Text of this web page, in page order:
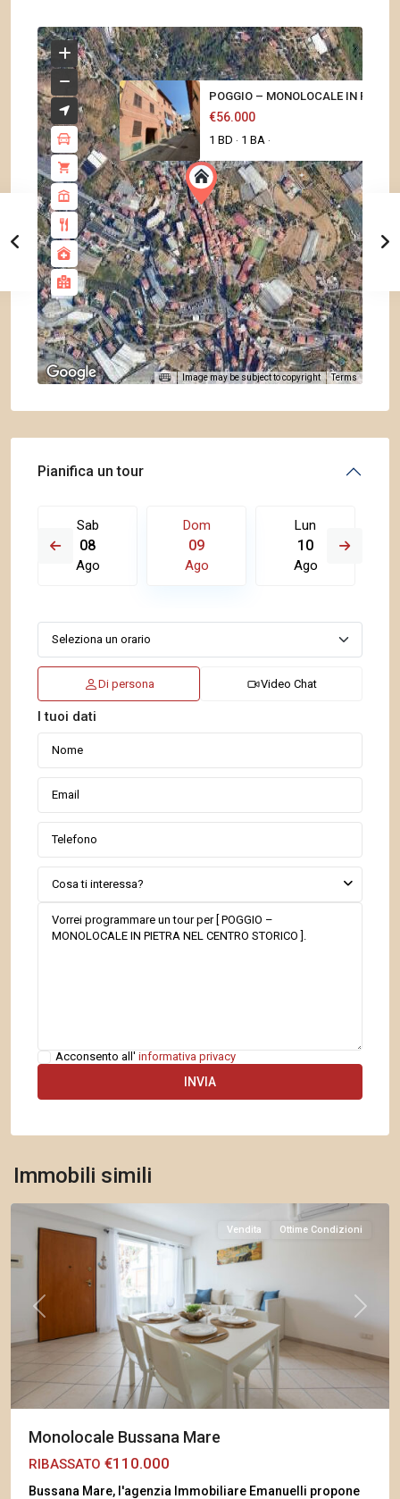
POGGIO – MONOLOCALE IN
€56.000
1 BD · 1 BA ·
Image may be subject to copyright Terms
Pianifica un tour
Sab
08
Ago
Dom
09
Ago
Lun
10
Ago
Di persona Video Chat
I tuoi dati
Cosa ti interessa?
Acconsento all' informativa privacy
Immobili simili
Bussana
,
Sanremo
Previous Next
Vendita Ottime Condizioni
Monolocale Bussana Mare
RIBASSATO €110.000
Bussana Mare, l'agenzia Immobiliare Emanuelli propone